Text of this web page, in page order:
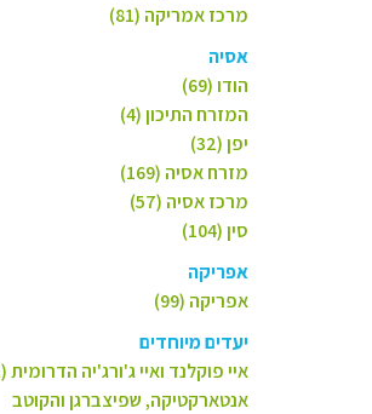
מרכז אמריקה (81)
אסיה
הודו (69)
המזרח התיכון (4)
יפן (32)
מזרח אסיה (169)
מרכז אסיה (57)
סין (104)
אפריקה
אפריקה (99)
יעדים מיוחדים
איי פוקלנד ואיי ג'ורג'יה הדרומית (2)
אנטארקטיקה, שפיצברגן והקוטב